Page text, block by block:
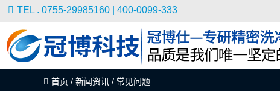
TEL . 0755-29985160 | 400-0099-333
首页 / 新闻资讯 / 常见问题